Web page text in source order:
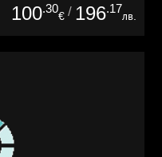
100.30
€ / 196.17
лв.